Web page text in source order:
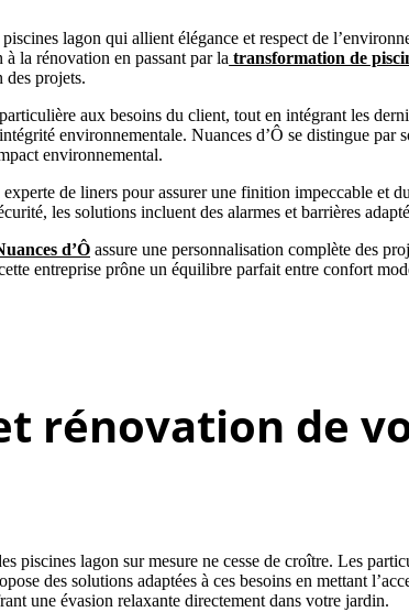
piscines lagon qui allient élégance et respect de
la rénovation en passant par la transformation de
des projets.
aux besoins du client, tout en intégrant les
environnementale. Nuances d’Ô se distingue
environnemental.
de liners pour assurer une finition impeccable
les solutions incluent des alarmes et barrières
d’Ô assure une personnalisation complète des
entreprise prône un équilibre parfait entre confort
rénovation de
piscines lagon sur mesure ne cesse de croître. Les
des solutions adaptées à ces besoins en mettant
une évasion relaxante directement dans votre jardin.